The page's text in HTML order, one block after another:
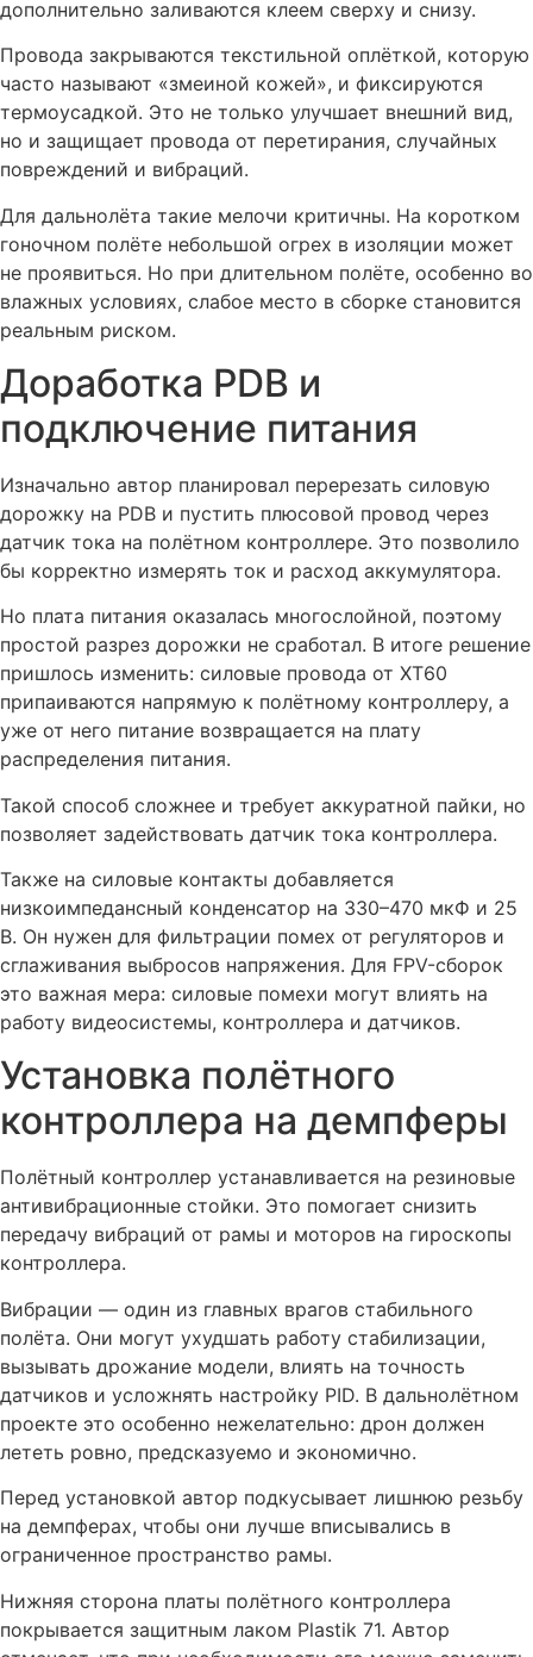
дополнительно заливаются клеем сверху и снизу.
Провода закрываются текстильной оплёткой, которую
часто называют «змеиной кожей», и фиксируются
термоусадкой. Это не только улучшает внешний вид,
но и защищает провода от перетирания, случайных
повреждений и вибраций.
Для дальнолёта такие мелочи критичны. На коротком
гоночном полёте небольшой огрех в изоляции может
не проявиться. Но при длительном полёте, особенно во
влажных условиях, слабое место в сборке становится
реальным риском.
Доработка PDB и
подключение питания
Изначально автор планировал перерезать силовую
дорожку на PDB и пустить плюсовой провод через
датчик тока на полётном контроллере. Это позволило
бы корректно измерять ток и расход аккумулятора.
Но плата питания оказалась многослойной, поэтому
простой разрез дорожки не сработал. В итоге решение
пришлось изменить: силовые провода от XT60
припаиваются напрямую к полётному контроллеру, а
уже от него питание возвращается на плату
распределения питания.
Такой способ сложнее и требует аккуратной пайки, но
позволяет задействовать датчик тока контроллера.
Также на силовые контакты добавляется
низкоимпедансный конденсатор на 330–470 мкФ и 25
В. Он нужен для фильтрации помех от регуляторов и
сглаживания выбросов напряжения. Для FPV-сборок
это важная мера: силовые помехи могут влиять на
работу видеосистемы, контроллера и датчиков.
Установка полётного
контроллера на демпферы
Полётный контроллер устанавливается на резиновые
антивибрационные стойки. Это помогает снизить
передачу вибраций от рамы и моторов на гироскопы
контроллера.
Вибрации — один из главных врагов стабильного
полёта. Они могут ухудшать работу стабилизации,
вызывать дрожание модели, влиять на точность
датчиков и усложнять настройку PID. В дальнолётном
проекте это особенно нежелательно: дрон должен
лететь ровно, предсказуемо и экономично.
Перед установкой автор подкусывает лишнюю резьбу
на демпферах, чтобы они лучше вписывались в
ограниченное пространство рамы.
Нижняя сторона платы полётного контроллера
покрывается защитным лаком Plastik 71. Автор